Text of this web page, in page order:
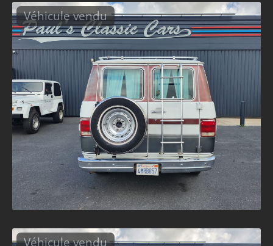
Véhicule vendu
Véhicule vendu